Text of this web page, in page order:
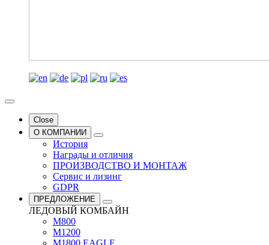
Close
О КОМПАНИИ
История
Награды и отличия
ПРОИЗВОДСТВО И МОНТАЖ
Сервис и лизинг
GDPR
ПРЕДЛОЖЕНИЕ
ЛЕДОВЫЙ КОМБАЙН
M800
M1200
M1800 EAGLE